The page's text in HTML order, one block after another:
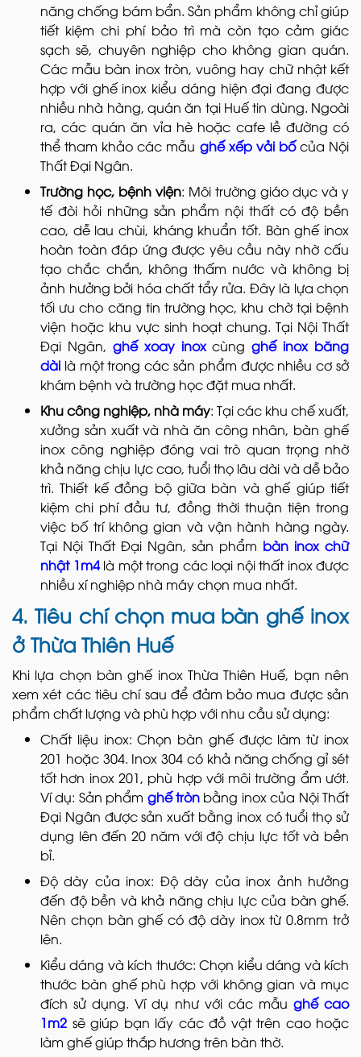
năng chống bám bẩn. Sản phẩm không chỉ giúp
tiết kiệm chi phí bảo trì mà còn tạo cảm giác
sạch sẽ, chuyên nghiệp cho không gian quán.
Các mẫu bàn inox tròn, vuông hay chữ nhật kết
hợp với ghế inox kiểu dáng hiện đại đang được
nhiều nhà hàng, quán ăn tại Huế tin dùng. Ngoài
ra, các quán ăn vỉa hè hoặc cafe lề đường có
thể tham khảo các mẫu ghế xếp vải bốcủa Nội
Thất Đại Ngân.
Trường học, bệnh viện: Môi trường giáo dục và y
tế đòi hỏi những sản phẩm nội thất có độ bền
cao, dễ lau chùi, kháng khuẩn tốt. Bàn ghế inox
hoàn toàn đáp ứng được yêu cầu này nhờ cấu
tạo chắc chắn, không thấm nước và không bị
ảnh hưởng bởi hóa chất tẩy rửa. Đây là lựa chọn
tối ưu cho căng tin trường học, khu chờ tại bệnh
viện hoặc khu vực sinh hoạt chung. Tại Nội Thất
Đại Ngân, ghế xoay inoxcùngghế inox băng
dài là một trong các sản phẩm được nhiều cơ sở
khám bệnh và trường học đặt mua nhất.
Khu công nghiệp, nhà máy: Tại các khu chế xuất,
xưởng sản xuất và nhà ăn công nhân, bàn ghế
inox công nghiệp đóng vai trò quan trọng nhờ
khả năng chịu lực cao, tuổi thọ lâu dài và dễ bảo
trì. Thiết kế đồng bộ giữa bàn và ghế giúp tiết
kiệm chi phí đầu tư, đồng thời thuận tiện trong
việc bố trí không gian và vận hành hàng ngày.
Tại Nội Thất Đại Ngân, sản phẩm bàn inox chữ
nhật 1m4 là một trong các loại nội thất inox được
nhiều xí nghiệp nhà máy chọn mua nhất.
4. Tiêu chí chọn mua bàn ghế inox
ở Thừa Thiên Huế
Khi lựa chọn bàn ghế inox Thừa Thiên Huế, bạn nên
xem xét các tiêu chí sau để đảm bảo mua được sản
phẩm chất lượng và phù hợp với nhu cầu sử dụng:
Chất liệu inox: Chọn bàn ghế được làm từ inox
201 hoặc 304. Inox 304 có khả năng chống gỉ sét
tốt hơn inox 201, phù hợp với môi trường ẩm ướt.
Ví dụ: Sản phẩm ghế tròn bằng inox của Nội Thất
Đại Ngân được sản xuất bằng inox có tuổi thọ sử
dụng lên đến 20 năm với độ chịu lực tốt và bền
bỉ.
Độ dày của inox: Độ dày của inox ảnh hưởng
đến độ bền và khả năng chịu lực của bàn ghế.
Nên chọn bàn ghế có độ dày inox từ 0.8mm trở
lên.
Kiểu dáng và kích thước: Chọn kiểu dáng và kích
thước bàn ghế phù hợp với không gian và mục
đích sử dụng. Ví dụ như với các mẫu ghế cao
1m2 sẽ giúp bạn lấy các đồ vật trên cao hoặc
làm ghế giúp thắp hương trên bàn thờ.